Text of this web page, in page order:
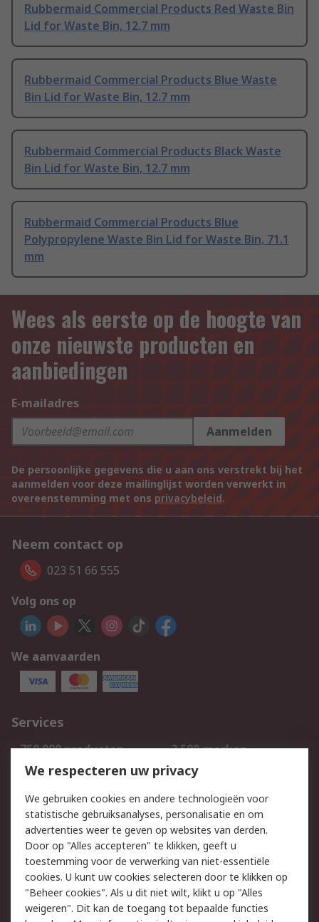
Rubbermaid Commercial Products Red Waste Bin
Lid for Waste Bin, 12.7 mm
Rubbermaid Commercial Products Blue Waste
Bin Lid for Waste Bin, 12.7 mm
Rubbermaid Commercial Products Black Waste
Bin Lid for Waste Bin, 12.7 mm
Rubbermaid Commercial Products Blue
Polypropylene Waste Bin Lid for Waste Bin, 71.1
mm
Wees als eerste op de hoogte van
onze nieuwste producten en
aanbiedingen
E-mailadres
Aanmelden
De persoonlijke gegevens die u aan ons verstrekt bij het
aanmelden voor deze mailinglijst worden verwerkt in
overeenstemming met ons privacybeleid.
Neem contact op
023 51 66 555
Volg ons op
We aanvaarden
Services
750.000 producten
2.500 merken
Bestellen
Inkoopoplossingen
Track & Trace
Wettelijk
Cookiebeleid
Email veiligheid
Privacybeleid
Websitevoorwaarden
Algemene
We respecteren uw privacy
We gebruiken cookies en andere technologieën voor
statistische gebruiksanalyses, personalisatie en om
advertenties weer te geven op websites van derden.
Door op "Alles accepteren" te klikken, geeft u
toestemming voor de verwerking van niet-essentiële
cookies. U kunt uw cookies selecteren door te klikken op
"Beheer cookies". Als u dit niet wilt, klikt u op "Alles
weigeren". Dit kan de toegang tot bepaalde functies